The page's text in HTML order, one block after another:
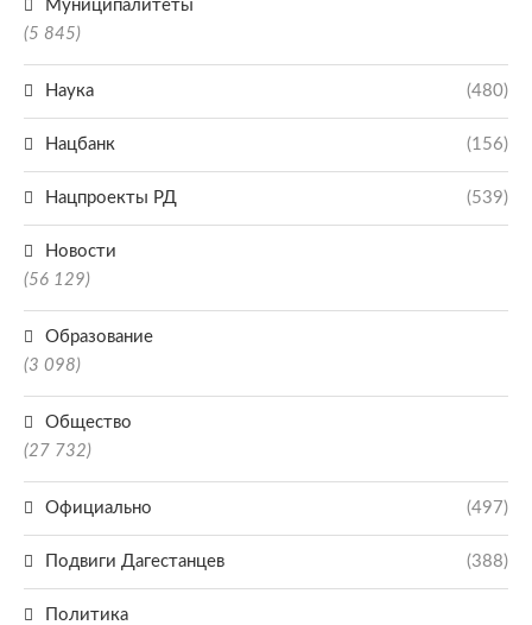
Муниципалитеты
(5 845)
Наука (480)
Нацбанк (156)
Нацпроекты РД (539)
Новости
(56 129)
Образование
(3 098)
Общество
(27 732)
Официально (497)
Подвиги Дагестанцев (388)
Политика